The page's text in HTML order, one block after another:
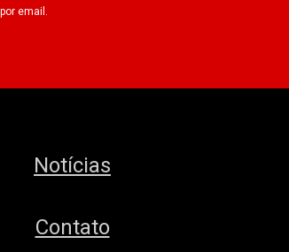
email.
Notícias
Contato